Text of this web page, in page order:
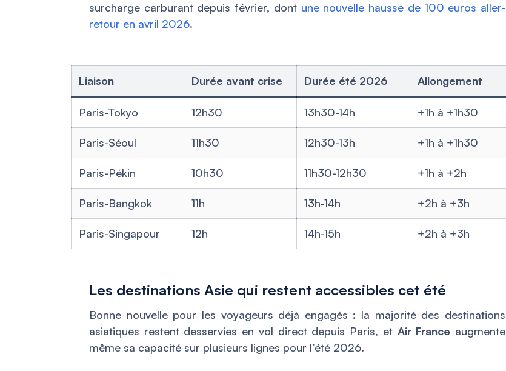
surcharge carburant depuis février, dont une nouvelle hausse de 100 euros aller-
retour en avril 2026.
Liaison Durée avant crise Durée été 2026 Allongement
Paris-Tokyo 12h30 13h30-14h +1h à +1h30
Paris-Séoul 11h30 12h30-13h +1h à +1h30
Paris-Pékin 10h30 11h30-12h30 +1h à +2h
Paris-Bangkok 11h 13h-14h +2h à +3h
Paris-Singapour 12h 14h-15h +2h à +3h
Les destinations Asie qui restent accessibles cet été
Bonne nouvelle pour les voyageurs déjà engagés : la majorité des destinations
asiatiques restent desservies en vol direct depuis Paris, et Air France augmente
même sa capacité sur plusieurs lignes pour l’été 2026.